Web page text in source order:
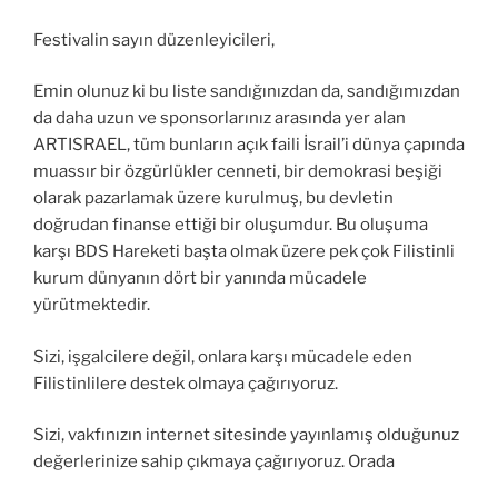
Festivalin sayın düzenleyicileri,
Emin olunuz ki bu liste sandığınızdan da, sandığımızdan
da daha uzun ve sponsorlarınız arasında yer alan
ARTISRAEL, tüm bunların açık faili İsrail’i dünya çapında
muassır bir özgürlükler cenneti, bir demokrasi beşiği
olarak pazarlamak üzere kurulmuş, bu devletin
doğrudan finanse ettiği bir oluşumdur. Bu oluşuma
karşı BDS Hareketi başta olmak üzere pek çok Filistinli
kurum dünyanın dört bir yanında mücadele
yürütmektedir.
Sizi, işgalcilere değil, onlara karşı mücadele eden
Filistinlilere destek olmaya çağırıyoruz.
Sizi, vakfınızın internet sitesinde yayınlamış olduğunuz
değerlerinize sahip çıkmaya çağırıyoruz. Orada